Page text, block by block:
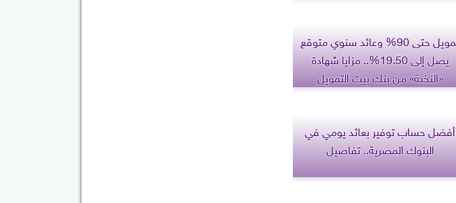
تمويل حتى 90% وعائد سنوي متوقع
يصل إلى 19.50%.. مزايا شهادة
«النخبة» من بنك بيت التمويل
أفضل حساب توفير بعائد يومي في
البنوك المصرية.. تفاصيل